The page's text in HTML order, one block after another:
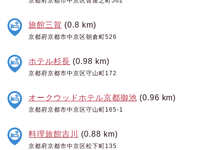
旅館三賀 (0.8 km)
京都府京都市中京区朝倉町526
ホテル杉長 (0.98 km)
京都府京都市中京区守山町172
オークウッドホテル京都御池 (0.96 km)
京都府京都市中京区守山町165-1
料理旅館吉川 (0.88 km)
京都府京都市中京区松下町135